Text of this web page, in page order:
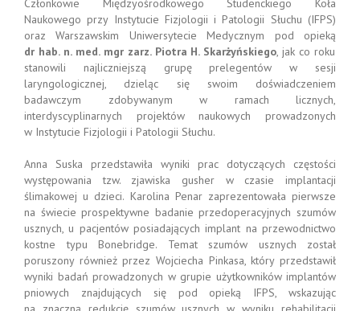
Członkowie Międzyośrodkowego Studenckiego Koła
Naukowego przy Instytucie Fizjologii i Patologii Słuchu (IFPS)
oraz Warszawskim Uniwersytecie Medycznym pod opieką
dr hab. n. med. mgr zarz. Piotra H. Skarżyńskiego, jak co roku
stanowili najliczniejszą grupę prelegentów w sesji
laryngologicznej, dzieląc się swoim doświadczeniem
badawczym zdobywanym w ramach licznych,
interdyscyplinarnych projektów naukowych prowadzonych
w Instytucie Fizjologii i Patologii Słuchu.
Anna Suska przedstawiła wyniki prac dotyczących częstości
występowania tzw. zjawiska gusher w czasie implantacji
ślimakowej u dzieci. Karolina Penar zaprezentowała pierwsze
na świecie prospektywne badanie przedoperacyjnych szumów
usznych, u pacjentów posiadających implant na przewodnictwo
kostne typu Bonebridge. Temat szumów usznych został
poruszony również przez Wojciecha Pinkasa, który przedstawił
wyniki badań prowadzonych w grupie użytkowników implantów
pniowych znajdujących się pod opieką IFPS, wskazując